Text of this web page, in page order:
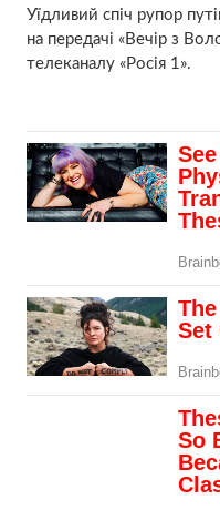
Уїдливий спіч рупор
на передачі «Вечір з
телеканалу «Росія 1».